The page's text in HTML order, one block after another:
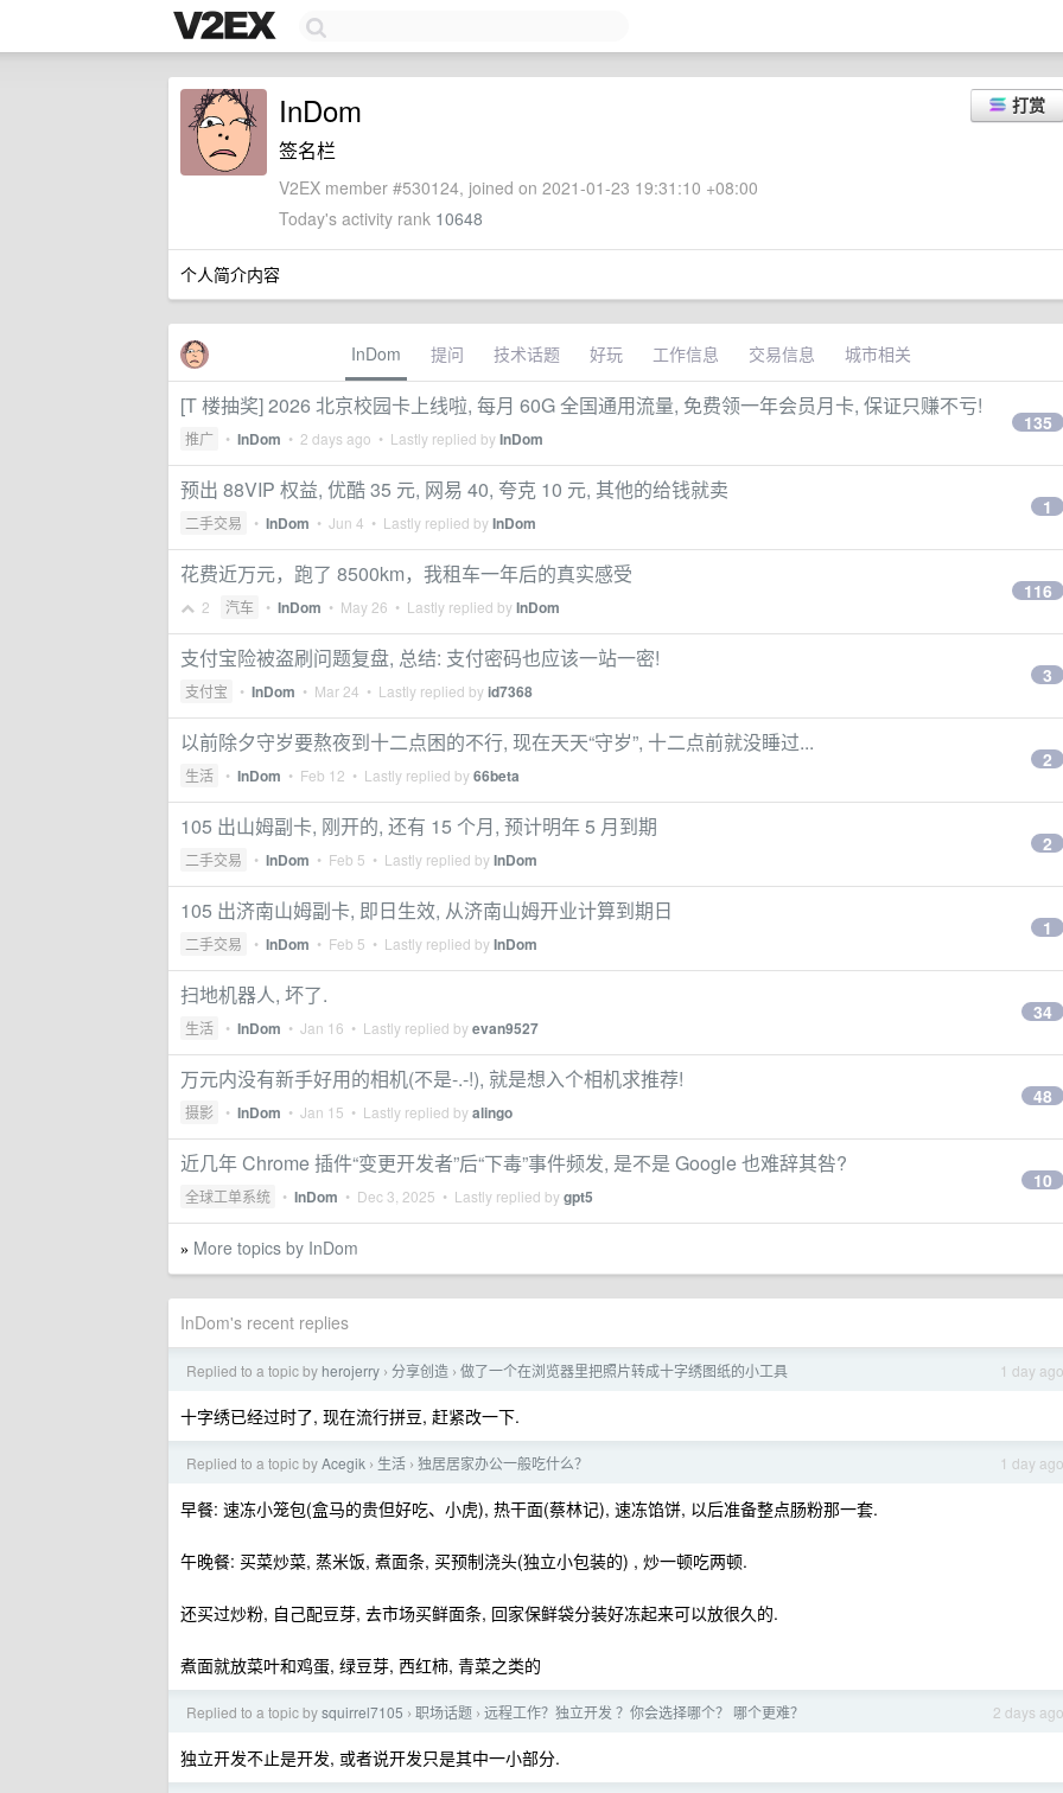
打赏
InDom
签名栏
V2EX member #530124, joined on 2021-01-23 19:31:10 +08:00
Today's activity rank 10648
个人简介内容
InDom 提问 技术话题 好玩 工作信息 交易信息 城市相关
[T 楼抽奖] 2026 北京校园卡上线啦, 每月 60G 全国通用流量, 免费领一年会员月卡, 保证只赚不亏!
推广 • InDom • 2 days ago • Lastly replied byInDom
135
预出 88VIP 权益, 优酷 35 元, 网易 40, 夸克 10 元, 其他的给钱就卖
二手交易 • InDom • Jun 4 • Lastly replied byInDom
1
花费近万元，跑了 8500km，我租车一年后的真实感受
2 汽车 • InDom • May 26 • Lastly replied byInDom
116
支付宝险被盗刷问题复盘, 总结: 支付密码也应该一站一密!
支付宝 • InDom • Mar 24 • Lastly replied byid7368
3
以前除夕守岁要熬夜到十二点困的不行, 现在天天“守岁”, 十二点前就没睡过...
生活 • InDom • Feb 12 • Lastly replied by66beta
2
105 出山姆副卡, 刚开的, 还有 15 个月, 预计明年 5 月到期
二手交易 • InDom • Feb 5 • Lastly replied byInDom
2
105 出济南山姆副卡, 即日生效, 从济南山姆开业计算到期日
二手交易 • InDom • Feb 5 • Lastly replied byInDom
1
扫地机器人, 坏了.
生活 • InDom • Jan 16 • Lastly replied byevan9527
34
万元内没有新手好用的相机(不是-.-!), 就是想入个相机求推荐!
摄影 • InDom • Jan 15 • Lastly replied byalingo
48
近几年 Chrome 插件“变更开发者”后“下毒”事件频发, 是不是 Google 也难辞其咎?
全球工单系统 • InDom • Dec 3, 2025 • Lastly replied bygpt5
10
» More topics by InDom
InDom's recent replies
1 day ago
Replied to a topic by herojerry › 分享创造 › 做了一个在浏览器里把照片转成十字绣图纸的小工具
十字绣已经过时了, 现在流行拼豆, 赶紧改一下.
1 day ago
Replied to a topic byAcegik › 生活 › 独居居家办公一般吃什么？
早餐: 速冻小笼包(盒马的贵但好吃、小虎), 热干面(蔡林记), 速冻馅饼, 以后准备整点肠粉那一套.
午晚餐: 买菜炒菜, 蒸米饭, 煮面条, 买预制浇头(独立小包装的) , 炒一顿吃两顿.
还买过炒粉, 自己配豆芽, 去市场买鲜面条, 回家保鲜袋分装好冻起来可以放很久的.
煮面就放菜叶和鸡蛋, 绿豆芽, 西红柿, 青菜之类的
2 days ago
Replied to a topic bysquirrel7105 › 职场话题 › 远程工作？独立开发 ？你会选择哪个？ 哪个更难？
独立开发不止是开发, 或者说开发只是其中一小部分.